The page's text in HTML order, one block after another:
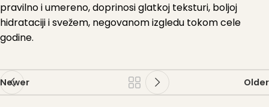
pravilno i umereno, doprinosi glatkoj teksturi, boljoj
hidrataciji i svežem, negovanom izgledu tokom cele
godine.
Newer Older